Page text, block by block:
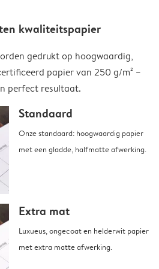
kwaliteitspapier
gedrukt op hoogwaardig,
papier van 250 g/m² –
perfect resultaat.
Standaard
Onze standaard: hoogwaardig papier
met een gladde, halfmatte afwerking.
Extra mat
Luxueus, ongecoat en helderwit papier
met extra matte afwerking.